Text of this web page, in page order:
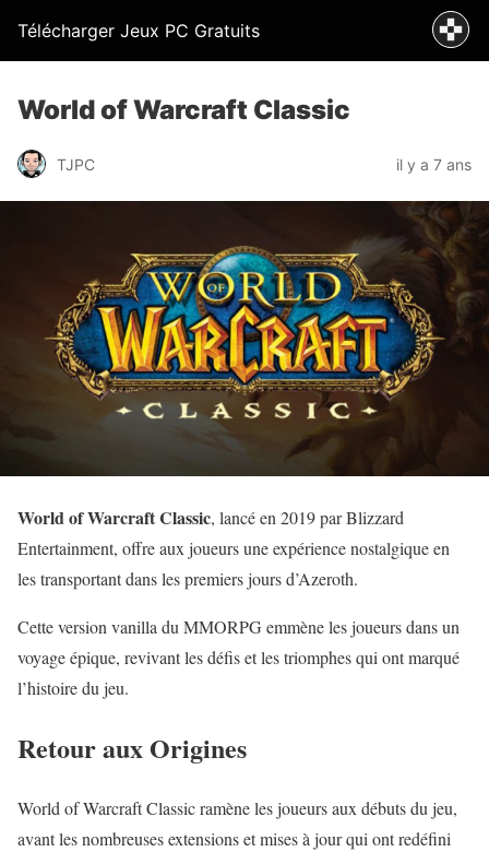
Télécharger Jeux PC Gratuits
World of Warcraft Classic
TJPC il y a 7 ans
World of Warcraft Classic, lancé en 2019 par Blizzard
Entertainment, offre aux joueurs une expérience nostalgique en
les transportant dans les premiers jours d’Azeroth.
Cette version vanilla du MMORPG emmène les joueurs dans un
voyage épique, revivant les défis et les triomphes qui ont marqué
l’histoire du jeu.
Retour aux Origines
World of Warcraft Classic ramène les joueurs aux débuts du jeu,
avant les nombreuses extensions et mises à jour qui ont redéfini